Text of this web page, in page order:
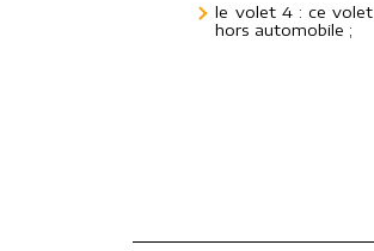
le volet 4 : ce
hors automobile ;